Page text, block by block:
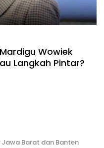
Wowiek
Langkah Pintar?
Barat dan Banten